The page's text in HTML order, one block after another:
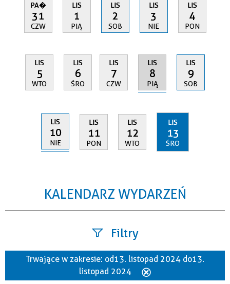
PA�
31
CZW
LIS
1
PIĄ
LIS
2
SOB
LIS
3
NIE
LIS
4
PON
LIS
5
WTO
LIS
6
ŚRO
LIS
7
CZW
LIS
8
PIĄ
LIS
9
SOB
LIS
10
NIE
LIS
11
PON
LIS
12
WTO
LIS
13
ŚRO
KALENDARZ WYDARZEŃ
Filtry
Szukana fraza
Trwające w zakresie: od 13. listopad 2024 do 13.
listopad 2024